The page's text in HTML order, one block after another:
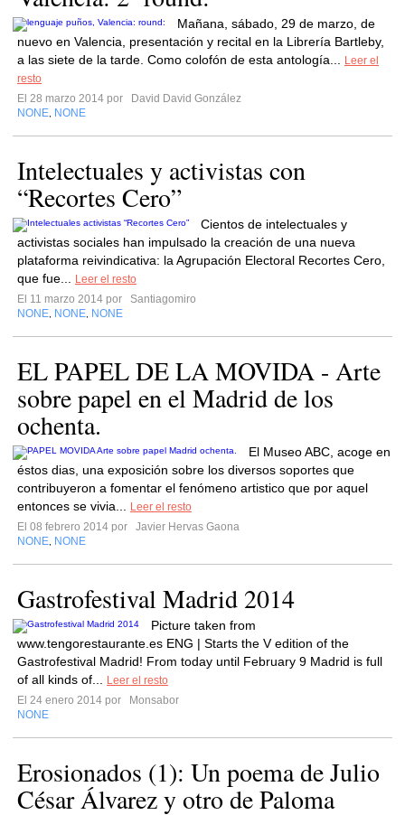
Mañana, sábado, 29 de marzo, de
nuevo en Valencia, presentación y recital en la Librería Bartleby,
a las siete de la tarde. Como colofón de esta antología...
Leer el
resto
El 28 marzo 2014 por
David David González
NONE NONE
Intelectuales y activistas con
“Recortes Cero”
Cientos de intelectuales y
activistas sociales han impulsado la creación de una nueva
plataforma reivindicativa: la Agrupación Electoral Recortes Cero,
que fue...
Leer el resto
El 11 marzo 2014 por
Santiagomiro
NONE NONE NONE
EL PAPEL DE LA MOVIDA - Arte
sobre papel en el Madrid de los
ochenta.
El Museo ABC, acoge en
éstos dias, una exposición sobre los diversos soportes que
contribuyeron a fomentar el fenómeno artistico que por aquel
entonces se vivia...
Leer el resto
El 08 febrero 2014 por
Javier Hervas Gaona
NONE NONE
Gastrofestival Madrid 2014
Picture taken from
www.tengorestaurante.es ENG | Starts the V edition of the
Gastrofestival Madrid! From today until February 9 Madrid is full
of all kinds of...
Leer el resto
El 24 enero 2014 por
Monsabor
NONE
Erosionados (1): Un poema de Julio
César Álvarez y otro de Paloma